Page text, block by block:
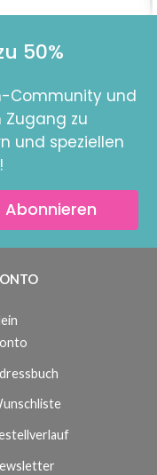
50%
Community und
Zugang zu
und speziellen
Abonnieren